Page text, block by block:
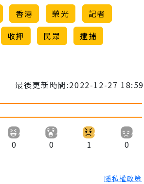
香港 榮光
記者
收押 民眾 逮捕
最後更新時間:2022-12-27 18:59
0 0 1 0
隱私權政策